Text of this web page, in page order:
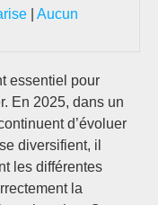
Aucun
essentiel pour
En 2025, dans un
d’évoluer
diversifient, il
les différentes
la